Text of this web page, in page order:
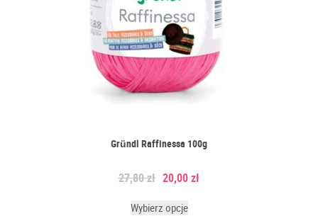
Gründl Raffinessa 100g
27,80zł 20,00zł
Wybierz opcje